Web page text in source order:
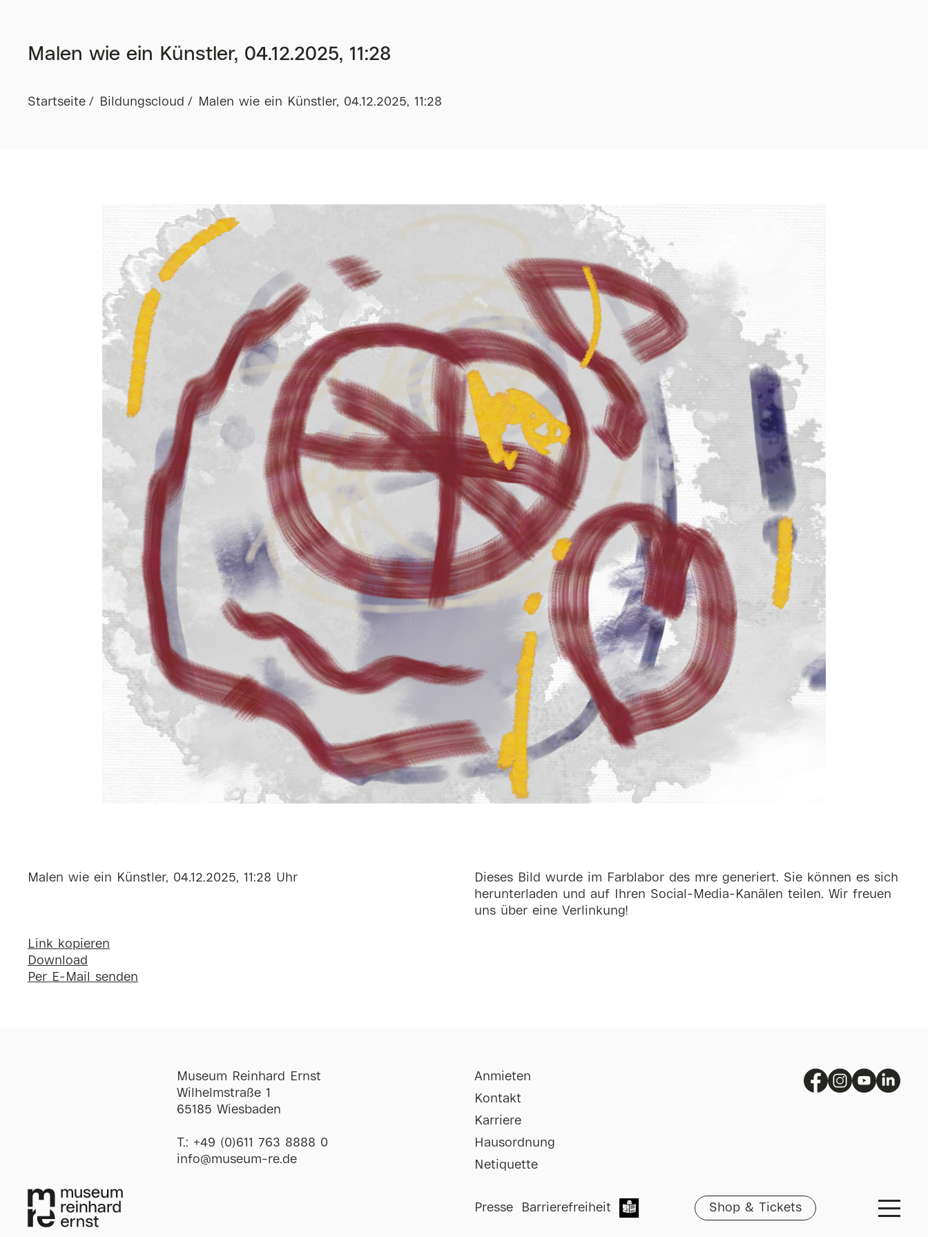
Presse Barrierefreiheit Shop & Tickets
Malen wie ein Künstler, 04.12.2025, 11:28
Startseite Bildungscloud Malen wie ein Künstler, 04.12.2025, 11:28
Malen wie ein Künstler, 04.12.2025, 11:28 Uhr
Link kopieren
Download
Per E-Mail senden
Dieses Bild wurde im Farblabor des mre generiert. Sie können es sich
herunterladen und auf Ihren Social-Media-Kanälen teilen. Wir freuen
uns über eine Verlinkung!
Museum Reinhard Ernst
Wilhelmstraße 1
65185 Wiesbaden
T.: +49 (0)611 763 8888 0
ofni@museum-re de
Anmieten
Kontakt
Karriere
Hausordnung
Netiquette
Datenschutz